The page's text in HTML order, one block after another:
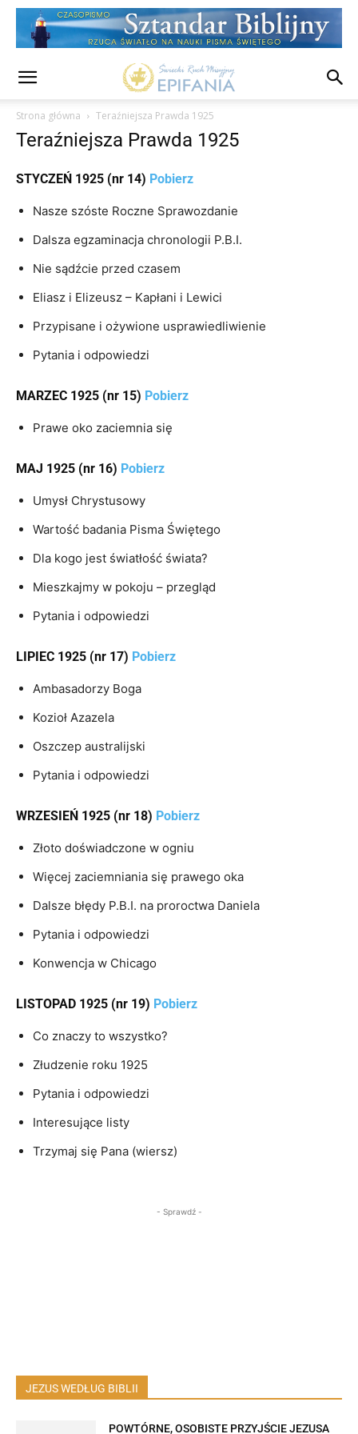
Strona główna Teraźniejsza Prawda 1925
Teraźniejsza Prawda 1925
STYCZEŃ 1925 (nr 14) Pobierz
Nasze szóste Roczne Sprawozdanie
Dalsza egzaminacja chronologii P.B.I.
Nie sądźcie przed czasem
Eliasz i Elizeusz – Kapłani i Lewici
Przypisane i ożywione usprawiedliwienie
Pytania i odpowiedzi
MARZEC 1925 (nr 15) Pobierz
Prawe oko zaciemnia się
MAJ 1925 (nr 16) Pobierz
Umysł Chrystusowy
Wartość badania Pisma Świętego
Dla kogo jest światłość świata?
Mieszkajmy w pokoju – przegląd
Pytania i odpowiedzi
LIPIEC 1925 (nr 17) Pobierz
Ambasadorzy Boga
Kozioł Azazela
Oszczep australijski
Pytania i odpowiedzi
WRZESIEŃ 1925 (nr 18) Pobierz
Złoto doświadczone w ogniu
Więcej zaciemniania się prawego oka
Dalsze błędy P.B.I. na proroctwa Daniela
Pytania i odpowiedzi
Konwencja w Chicago
LISTOPAD 1925 (nr 19) Pobierz
Co znaczy to wszystko?
Złudzenie roku 1925
Pytania i odpowiedzi
Interesujące listy
Trzymaj się Pana (wiersz)
- Sprawdź -
JEZUS WEDŁUG BIBLII
POWTÓRNE, OSOBISTE PRZYJŚCIE JEZUSA